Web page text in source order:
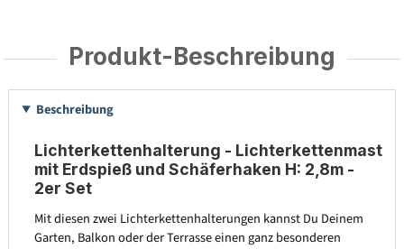
Produkt-Beschreibung
Beschreibung
Lichterkettenhalterung - Lichterkettenmast
mit Erdspieß und Schäferhaken H: 2,8m -
2er Set
Mit diesen zwei Lichterkettenhalterungen kannst Du Deinem
Garten, Balkon oder der Terrasse einen ganz besonderen